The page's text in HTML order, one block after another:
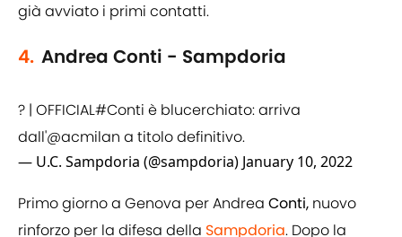
già avviato i primi contatti.
4. Andrea Conti - Sampdoria
? | OFFICIAL #Conti è blucerchiato: arriva
dall' @acmilan a titolo definitivo.
— U.C. Sampdoria (@sampdoria) January 10, 2022
Primo giorno a Genova per Andrea Conti,
rinforzo per la difesa della Sampdoria
. Dopo la